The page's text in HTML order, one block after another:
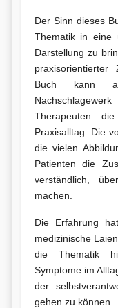
Der Sinn dieses
Thematik in eine
Darstellung zu
Buch kann
Therapeuten
Praxisalltag. Die
die vielen
Patienten die
verständlich,
machen.
Die Erfahrung
medizinische
die Thematik
Symptome im
der
gehen zu können.